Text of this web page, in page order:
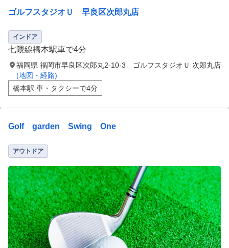
ゴルフスタジオＵ 早良区次郎丸店
インドア
七隈線橋本駅車で4分
福岡県 福岡市早良区次郎丸2-10-3 ゴルフスタジオＵ 次郎丸店
(地図・経路)
橋本駅 車・タクシーで4分
Golf garden Swing One
アウトドア